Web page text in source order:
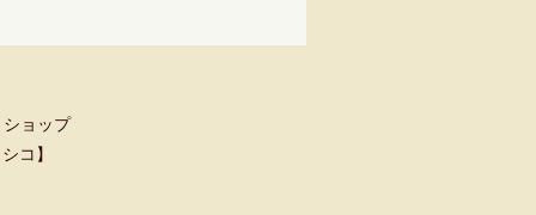
ョップ
コ】